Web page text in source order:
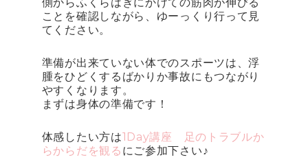
ことを確認しながら、ゆーっくり行って見
てください。
準備が出来ていない体でのスポーツは、浮
腫をひどくするばかりか事故にもつながり
やすくなります。
まずは身体の準備です！
体感したい方は1Day講座 足のトラブルか
らからだを観る にご参加下さい♪